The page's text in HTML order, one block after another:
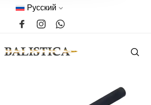
Русский